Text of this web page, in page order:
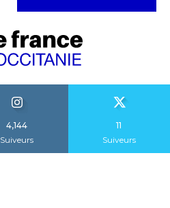
4,144
Suiveurs
11
Suiveurs